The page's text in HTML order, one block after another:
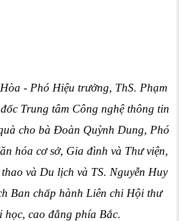
- Phó Hiệu trưởng, ThS. Phạm
Trung tâm Công nghệ thông tin
cho bà Đoàn Quỳnh Dung, Phó
hóa cơ sở, Gia đình và Thư viện,
và Du lịch và TS. Nguyễn Huy
Ban chấp hành Liên chi Hội thư
học, cao đẳng phía Bắc.